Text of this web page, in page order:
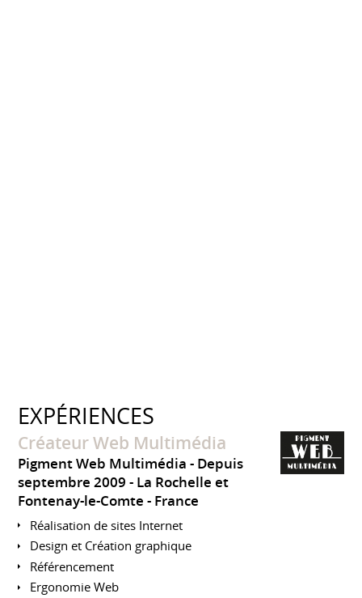
EXPÉRIENCES
Créateur Web Multimédia
Pigment Web Multimédia
Depuis
septembre 2009 La Rochelle et
Fontenay-le-Comte
France
Réalisation de sites Internet
Design et Création graphique
Référencement
Ergonomie Web